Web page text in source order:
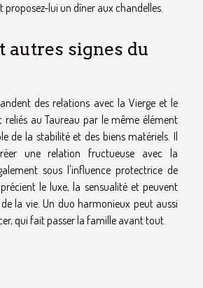
lui un dîner aux chandelles.
autres signes du
des relations avec la Vierge et le
reliés au Taureau par le même élément
de la stabilité et des biens matériels. Il
une relation fructueuse avec la
sous l'influence protectrice de
le luxe, la sensualité et peuvent
la vie. Un duo harmonieux peut aussi
qui fait passer la famille avant tout.